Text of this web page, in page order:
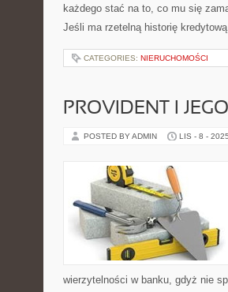
każdego stać na to, co mu się
Jeśli ma rzetelną historię
CATEGORIES: NIERUCHOMOŚCI
PROVIDENT I
POSTED BY ADMIN LIS - 8 - 2025
wierzytelności w banku, gdyż nie